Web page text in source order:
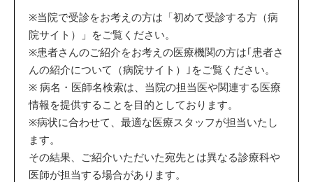
※当院で受診をお考えの方は「初めて受診する方（病
院サイト）」をご覧ください。
※患者さんのご紹介をお考えの医療機関の方は｢患者さ
んの紹介について（病院サイト）｣をご覧ください。
※ 病名・医師名検索は、当院の担当医や関連する医療
情報を提供することを目的としております。
※病状に合わせて、最適な医療スタッフが担当いたし
ます。
その結果、ご紹介いただいた宛先とは異なる診療科や
医師が担当する場合があります。